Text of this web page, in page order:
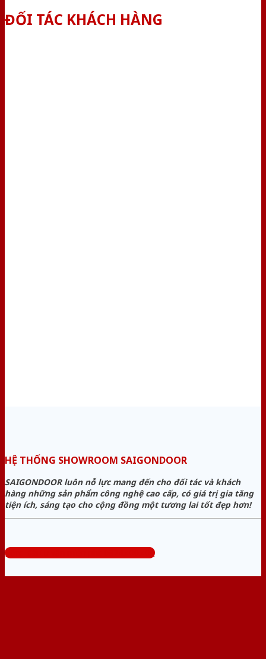
ĐỐI TÁC KHÁCH HÀNG
HỆ THỐNG SHOWROOM SAIGONDOOR
SAIGONDOOR luôn nỗ lực mang đến cho đối tác và khách
hàng những sản phẩm công nghệ cao cấp, có giá trị gia tăng
tiện ích, sáng tạo cho cộng đồng một tương lai tốt đẹp hơn!
Tổng đài tư vấn miễn phí: 0824.400.400